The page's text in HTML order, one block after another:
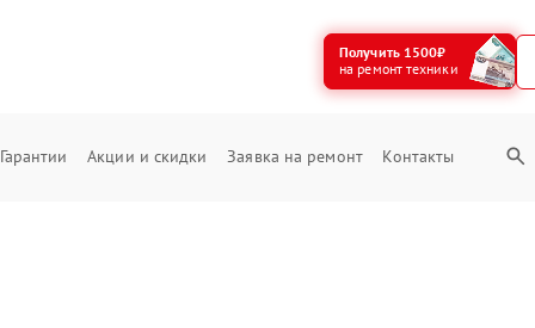
Получить 1500₽
на ремонт техники
Гарантии Акции и скидки Заявка на ремонт Контакты